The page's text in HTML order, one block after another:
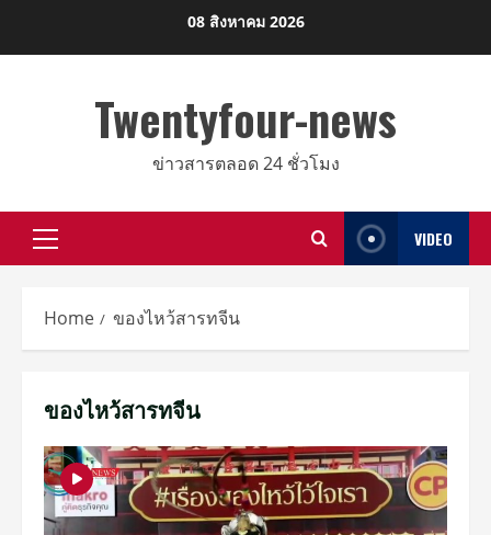
08 สิงหาคม 2026
Twentyfour-news
ข่าวสารตลอด 24 ชั่วโมง
Primary
VIDEO
Home ของไหว้สารทจีน
ของไหว้สารทจีน